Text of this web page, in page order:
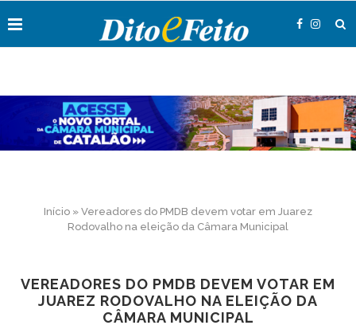
Início » Vereadores do PMDB devem votar em Juarez
Rodovalho na eleição da Câmara Municipal
VEREADORES DO PMDB DEVEM VOTAR EM
JUAREZ RODOVALHO NA ELEIÇÃO DA
CÂMARA MUNICIPAL